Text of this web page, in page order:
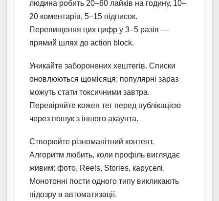
людина робить 20–60 лайків на годину, 10–
20 коментарів, 5–15 підписок.
Перевищення цих цифр у 3–5 разів —
прямий шлях до action block.
Уникайте заборонених хештегів. Списки
оновлюються щомісяця; популярні зараз
можуть стати токсичними завтра.
Перевіряйте кожен тег перед публікацією
через пошук з іншого акаунта.
Створюйте різноманітний контент.
Алгоритм любить, коли профіль виглядає
живим: фото, Reels, Stories, каруселі.
Монотонні пости одного типу викликають
підозру в автоматизації.